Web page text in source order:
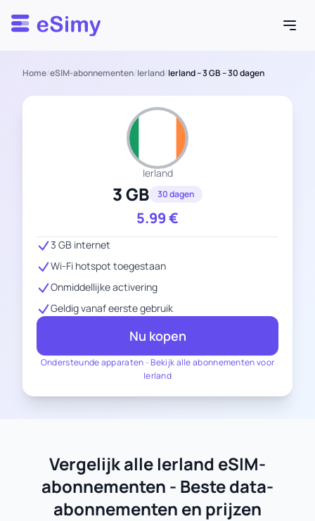
Esimy
Home/eSIM-abonnementen/Ierland/Ierland – 3 GB – 30 dagen
Ierland
3 GB 30 dagen
5.99€
Ondersteunde apparaten -Bekijk alle abonnementen voor
Ierland
3 GB internet
Wi-Fi hotspot toegestaan
Onmiddellijke activering
Geldig vanaf eerste gebruik
Nu kopen
Vergelijk alle Ierland eSIM-
abonnementen - Beste data-
abonnementen en prijzen